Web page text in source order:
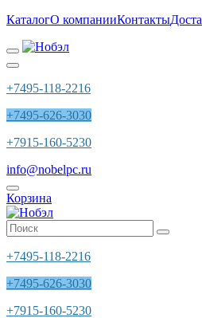
КаталогО компанииКонтакты
+7495-118-2216
+7495-626-3030
+7915-160-5230
info@nobelpc.ru
Корзина
+7495-118-2216
+7495-626-3030
+7915-160-5230